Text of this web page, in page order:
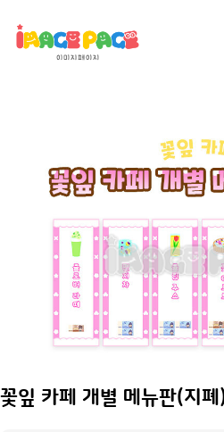
꽃잎 카페 개별 메뉴판(지폐